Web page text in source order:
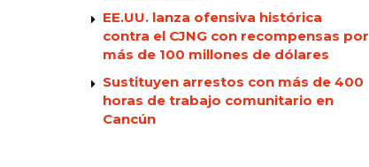
EE.UU. lanza ofensiva histórica
contra el CJNG con recompensas por
más de 100 millones de dólares
Sustituyen arrestos con más de 400
horas de trabajo comunitario en
Cancún